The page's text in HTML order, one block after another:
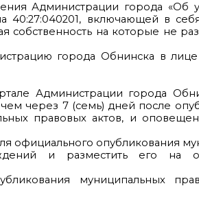
Администрации города «Об
40:27:040201, включающей в
собственность на которые не
города Обнинска в лице
Администрации города
через 7 (семь) дней после
правовых актов, и
официального опубликования
и разместить его на
муниципальных